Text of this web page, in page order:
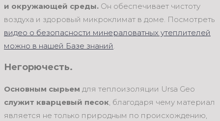
и окружающей среды. Он обеспечивает чистоту
воздуха и здоровый микроклимат в доме. Посмотреть
видео о безопасности минераловатных утеплителей
можно в нашей Базе знаний.
Негорючесть.
Основным сырьем для теплоизоляции Ursa Geo
служит кварцевый песок, благодаря чему материал
является не только природным по происхождению,